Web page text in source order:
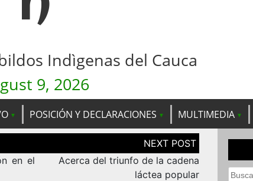
Indìgenas del Cauca
9, 2026
POSICIÓN Y DECLARACIONES MULTIMEDIA
en el
Acerca del triunfo de la cadena
láctea popular